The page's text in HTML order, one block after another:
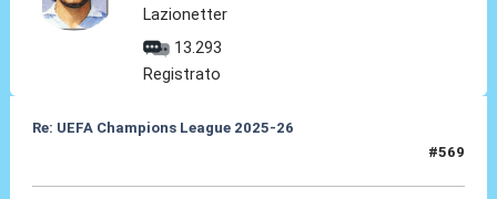
Lazionetter
13.293
Registrato
Re: UEFA Champions League 2025-26
#569